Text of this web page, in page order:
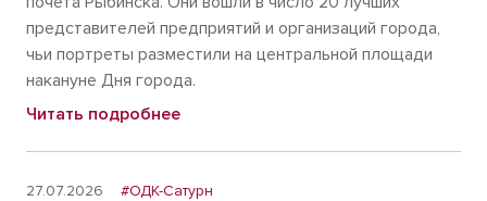
представителей предприятий и организаций города,
чьи портреты разместили на центральной площади
накануне Дня города.
Читать подробнее
27.07.2026 #ОДК-Сатурн